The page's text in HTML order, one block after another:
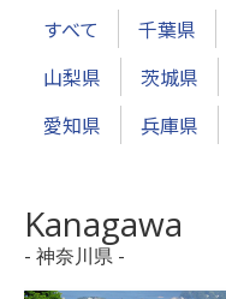
すべて 千葉県
山梨県
茨城県
愛知県
兵庫県
Kanagawa
- 神奈川県 -